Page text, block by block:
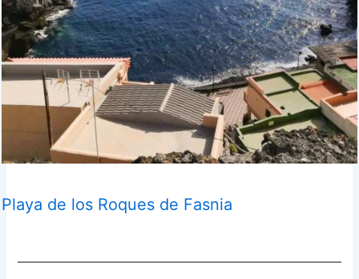
Playa de los Roques de Fasnia